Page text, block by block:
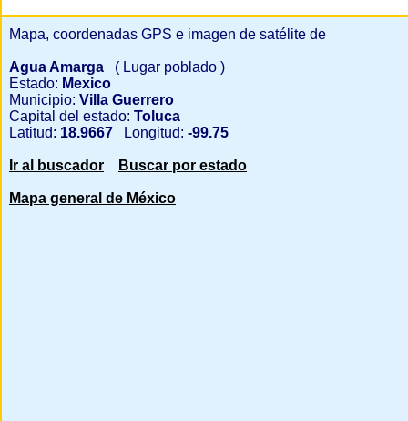
Mapa, coordenadas GPS e imagen de satélite de
Agua Amarga
( Lugar poblado )
Estado: Mexico
Municipio: Villa Guerrero
Capital del estado: Toluca
Latitud: 18.9667 Longitud: -99.75
Ir al buscador Buscar por estado
Mapa general de México